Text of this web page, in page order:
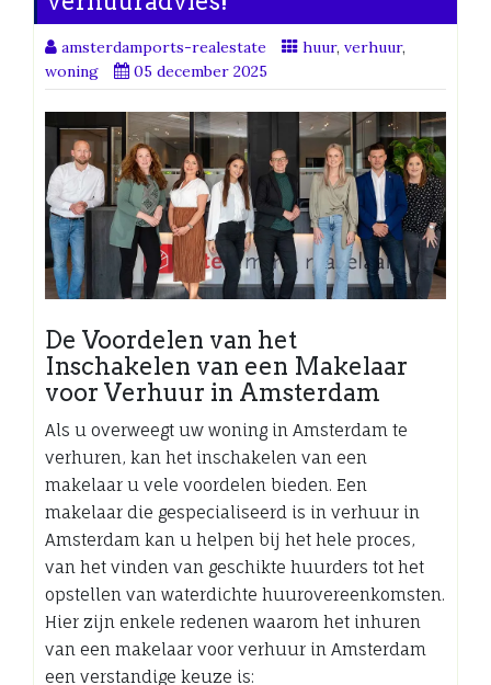
amsterdamports-realestate huur, verhuur,
woning
05 december 2025
De Voordelen van het
Inschakelen van een Makelaar
voor Verhuur in Amsterdam
Als u overweegt uw woning in Amsterdam te
verhuren, kan het inschakelen van een
makelaar u vele voordelen bieden. Een
makelaar die gespecialiseerd is in verhuur in
Amsterdam kan u helpen bij het hele proces,
van het vinden van geschikte huurders tot het
opstellen van waterdichte huurovereenkomsten.
Hier zijn enkele redenen waarom het inhuren
van een makelaar voor verhuur in Amsterdam
een verstandige keuze is: